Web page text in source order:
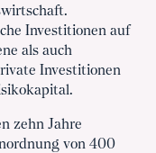
Investitionen auf
als auch
Investitionen
zehn Jahre
von 400